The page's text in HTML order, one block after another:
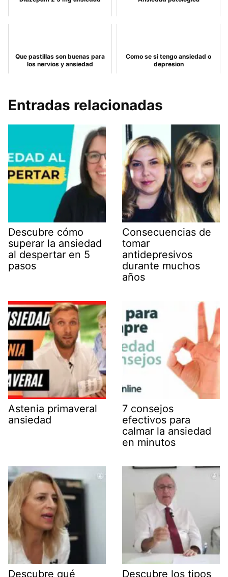
Que pastillas son buenas para
los nervios y ansiedad
Como se si tengo ansiedad o
depresion
Entradas relacionadas
Descubre cómo
superar la ansiedad
al despertar en 5
pasos
Consecuencias de
tomar
antidepresivos
durante muchos
años
Astenia primaveral
ansiedad
7 consejos
efectivos para
calmar la ansiedad
en minutos
Descubre qué Descubre los tipos